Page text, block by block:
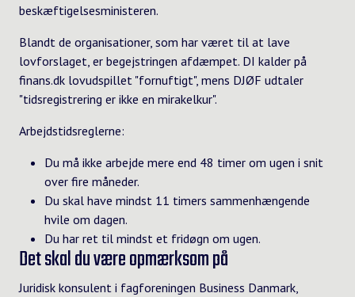
beskæftigelsesministeren.
Blandt de organisationer, som har været til at lave
lovforslaget, er begejstringen afdæmpet. DI kalder på
finans.dk lovudspillet "fornuftigt", mens DJØF udtaler
"tidsregistrering er ikke en mirakelkur".
Arbejdstidsreglerne:
Du må ikke arbejde mere end 48 timer om ugen i snit
over fire måneder.
Du skal have mindst 11 timers sammenhængende
hvile om dagen.
Du har ret til mindst et fridøgn om ugen.
Det skal du være opmærksom på
Juridisk konsulent i fagforeningen Business Danmark,